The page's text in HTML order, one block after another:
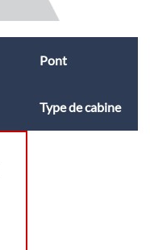
Pont
Type de cabine